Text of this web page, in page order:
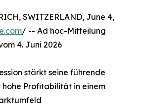
SWITZERLAND, June 4,
/ -- Ad hoc-Mitteilung
4. Juni 2026
stärkt seine führende
hohe Profitabilität in einem